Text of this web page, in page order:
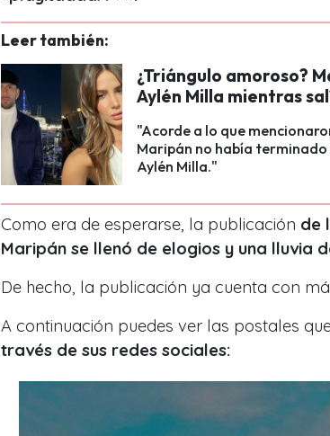
Leer también:
¿Triángulo amoroso?
Aylén Milla mientras
"Acorde a lo que
Maripán no había terminado
Aylén Milla."
Como era de esperarse, la publicación de
Maripán se llenó de elogios y una lluvia
De hecho, la publicación ya cuenta con
A continuación puedes ver las postales
través de sus redes sociales: